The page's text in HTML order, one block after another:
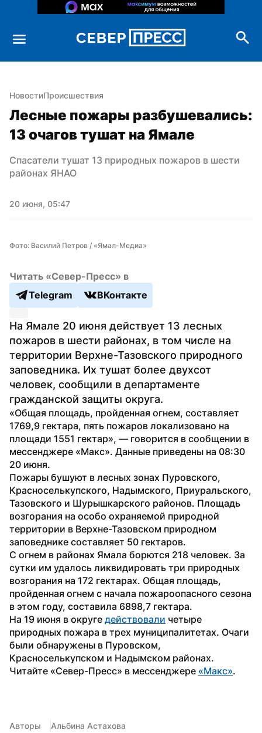
НовостиПроисшествия
Лесные пожары разбушевались:
13 очагов тушат на Ямале
Спасатели тушат 13 природных пожаров в шести
районах ЯНАО
20 июня, 05:47
Фото: Василий Петров / «Ямал-Медиа»
Читать «Север-Пресс» в
Telegram
ВКонтакте
На Ямале 20 июня действует 13 лесных
пожаров в шести районах, в том числе на
территории Верхне-Тазовского природного
заповедника. Их тушат более двухсот
человек, сообщили в департаменте
гражданской защиты округа.
«Общая площадь, пройденная огнем, составляет
1769,9 гектара, пять пожаров локализовано на
площади 1551 гектар», — говорится в сообщении в
мессенджере «Макс». Данные приведены на 08:30
20 июня.
Пожары бушуют в лесных зонах Пуровского,
Красноселькупского, Надымского, Приуральского,
Тазовского и Шурышкарского районов. Площадь
возгорания на особо охраняемой природной
территории в Верхне-Тазовском природном
заповеднике составляет 50 гектаров.
С огнем в районах Ямала борются 218 человек. За
сутки им удалось ликвидировать три природных
возгорания на 172 гектарах. Общая площадь,
пройденная огнем с начала пожароопасного сезона
в этом году, составила 6898,7 гектара.
На 19 июня в округе действовали четыре
природных пожара в трех муниципалитетах. Очаги
были обнаружены в Пуровском,
Красноселькупском и Надымском районах.
Читайте «Север-Пресс» в мессенджере «Макс».
Авторы Альбина Астахова